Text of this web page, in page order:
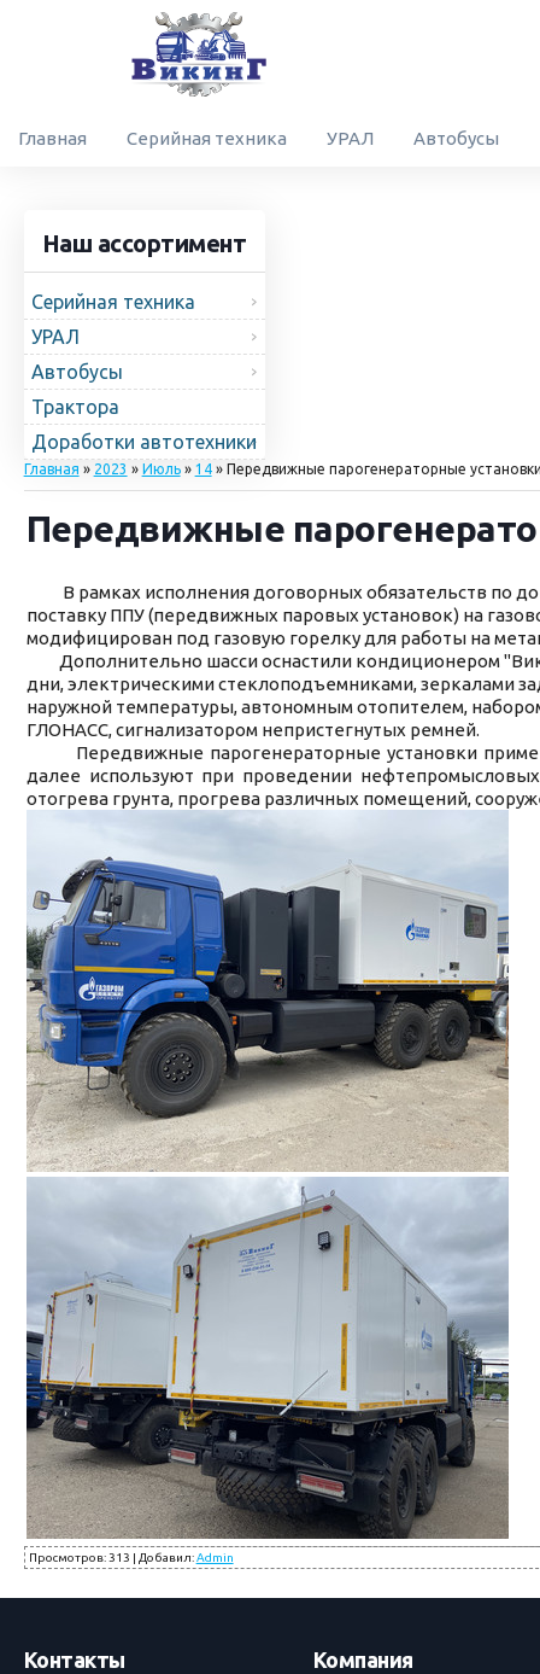
Главная Серийная техника УРАЛ Автобусы
Наш ассортимент
Серийная техника
УРАЛ
Автобусы
Трактора
Доработки автотехники
Главная » 2023 » Июль » 14» Передвижные парогенераторные
Передвижные
В рамках исполнения договорных обязательств по
поставку ППУ (передвижных паровых установок) на
модифицирован под газовую горелку для работы на
Дополнительно шасси оснастили кондиционером
дни, электрическими стеклоподъемниками, зеркалами
наружной температуры, автономным отопителем,
ГЛОНАСС, сигнализатором непристегнутых ремней.
Передвижные парогенераторные установки
далее используют при проведении
отогрева грунта, прогрева различных помещений,
Просмотров: 313 | Добавил: Admin
Контакты Компания